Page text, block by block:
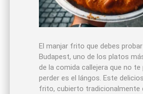
El manjar frito que debes
Budapest, uno de los platos
de la comida callejera que no te
perder es el lángos. Este
frito, cubierto tradicionalmente